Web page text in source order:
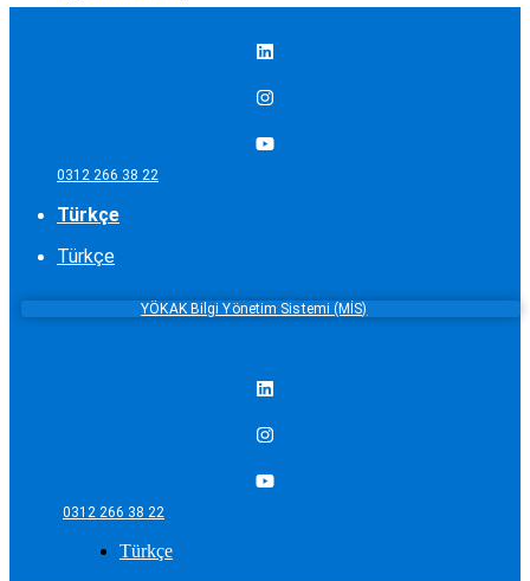
0312 266 38 22
Türkçe
Türkçe
YÖKAK Bilgi Yönetim Sistemi (MİS)
0312 266 38 22
Türkçe